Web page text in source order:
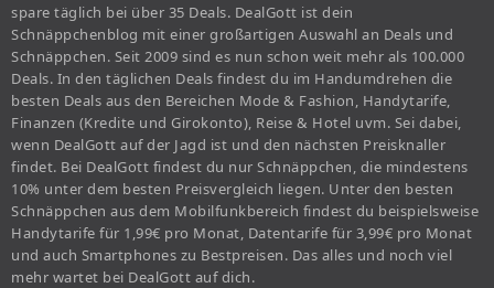
spare täglich bei über 35 Deals. DealGott ist dein
Schnäppchenblog mit einer großartigen Auswahl an Deals und
Schnäppchen. Seit 2009 sind es nun schon weit mehr als 100.000
Deals. In den täglichen Deals findest du im Handumdrehen die
besten Deals aus den Bereichen Mode & Fashion, Handytarife,
Finanzen (Kredite und Girokonto), Reise & Hotel uvm. Sei dabei,
wenn DealGott auf der Jagd ist und den nächsten Preisknaller
findet. Bei DealGott findest du nur Schnäppchen, die mindestens
10% unter dem besten Preisvergleich liegen. Unter den besten
Schnäppchen aus dem Mobilfunkbereich findest du beispielsweise
Handytarife für 1,99€ pro Monat, Datentarife für 3,99€ pro Monat
und auch Smartphones zu Bestpreisen. Das alles und noch viel
mehr wartet bei DealGott auf dich.